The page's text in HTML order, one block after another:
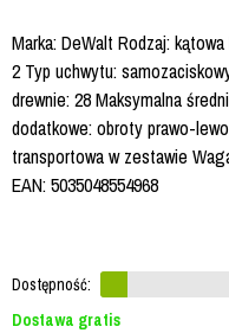
Marka: DeWalt Rodzaj:
2 Typ uchwytu:
drewnie: 28 Maksymalna
dodatkowe: obroty prawo-
transportowa w zestawie
EAN: 5035048554968
Dostępność:
Dostawa gratis